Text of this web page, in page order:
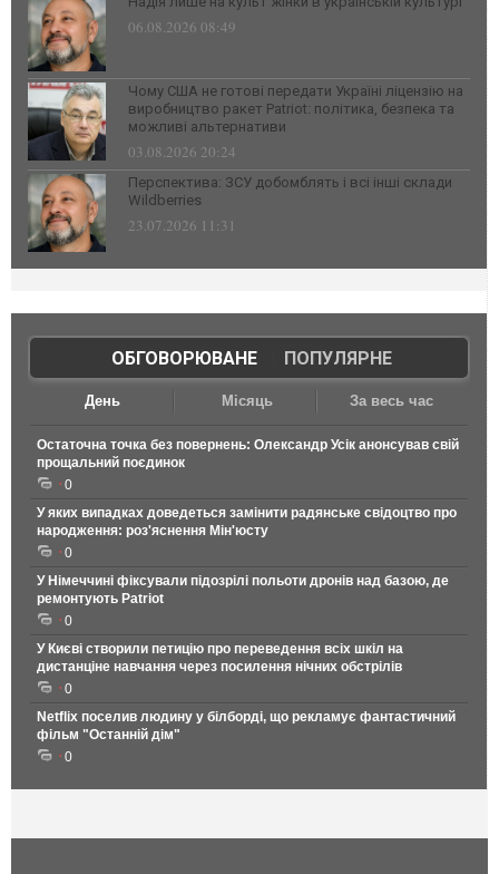
06.08.2026 08:49
Чому США не готові передати Україні ліцензію на
виробництво ракет Patriot: політика, безпека та
можливі альтернативи
03.08.2026 20:24
Перспектива: ЗСУ добомблять і всі інші склади
Wildberries
23.07.2026 11:31
ОБГОВОРЮВАНЕ| ПОПУЛЯРНЕ
День Місяць За весь час
Остаточна точка без повернень: Олександр Усік анонсував свій
прощальний поєдинок
0
У яких випадках доведеться замінити радянське свідоцтво про
народження: роз'яснення Мін'юсту
0
У Німеччині фіксували підозрілі польоти дронів над базою, де
ремонтують Patriot
0
У Києві створили петицію про переведення всіх шкіл на
дистанціне навчання через посилення нічних обстрілів
0
Netflix поселив людину у білборді, що рекламує фантастичний
фільм "Останній дім"
0